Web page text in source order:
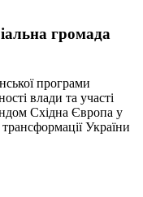
громада
програми
влади та участі
Східна Європа у
України